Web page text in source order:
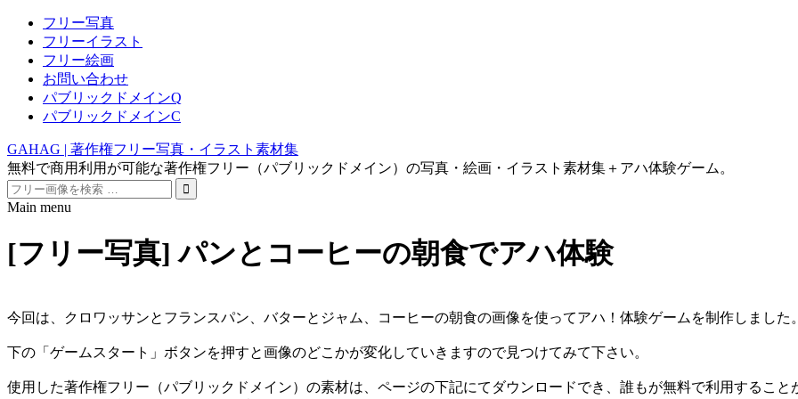
フリー写真
フリーイラスト
フリー絵画
お問い合わせ
パブリックドメインQ
パブリックドメインC
GAHAG | 著作権フリー写真・イラスト素材集
無料で商用利用が可能な著作権フリー（パブリックドメイン）の写真・絵画・イラスト素材集＋アハ体験ゲーム。
Search
for:
Main menu
content
[フリー写真] パンとコーヒーの朝食でアハ体験
今回は、クロワッサンとフランスパン、バターとジャム、コーヒーの朝食の画像を使ってアハ！体験ゲームを制作しました。
下の「ゲームスタート」ボタンを押すと画像のどこかが変化していきますので見つけてみて下さい。
使用した著作権フリー（パブリックドメイン）の素材は、ページの下記にてダウンロードでき、誰もが無料で利用すること